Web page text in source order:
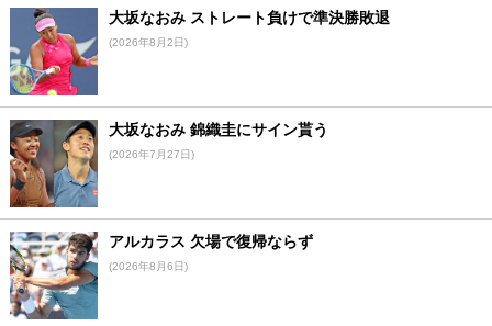
大坂なおみ ストレート負けで準決勝敗退
(2026年8月2日)
大坂なおみ 錦織圭にサイン貰う
(2026年7月27日)
アルカラス 欠場で復帰ならず
(2026年8月6日)